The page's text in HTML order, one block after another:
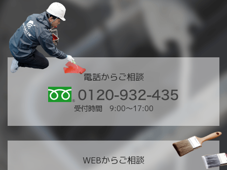
電話からご相談
受付時間 9:00〜17:00
WEBからご相談